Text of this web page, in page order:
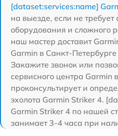
[dataset:services:name]
на выезде, если не требует
оборудования и сложного
наш мастер доставит
Garmin в Санкт-
Закажите звонок или
сервисного центра Garmin
проконсультирует и
эхолота Garmin Striker 4.
Garmin Striker 4 по нашей
занимает 3-4 часа при